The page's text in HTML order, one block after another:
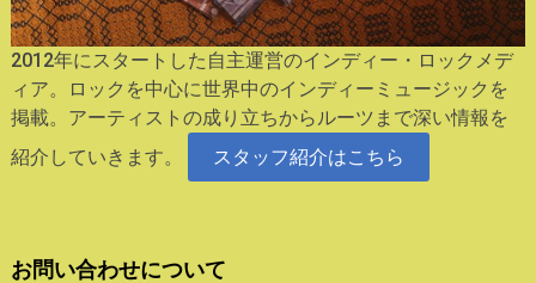
2012年にスタートした自主運営のインディー・ロックメデ
ィア。ロックを中心に世界中のインディーミュージックを
掲載。アーティストの成り立ちからルーツまで深い情報を
紹介していきます。
スタッフ紹介はこちら
お問い合わせについて